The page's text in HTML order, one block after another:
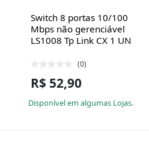
Switch 8 portas 10/100
Mbps não gerenciável
LS1008 Tp Link CX 1 UN
(0)
R$ 52,90
Disponível em algumas Lojas.